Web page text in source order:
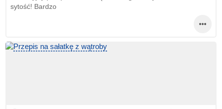
sytość! Bardzo